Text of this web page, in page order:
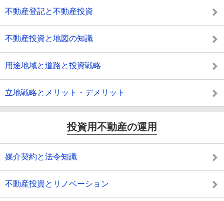
不動産登記と不動産投資
不動産投資と地図の知識
用途地域と道路と投資戦略
立地戦略とメリット・デメリット
投資用不動産の運用
媒介契約と法令知識
不動産投資とリノベーション